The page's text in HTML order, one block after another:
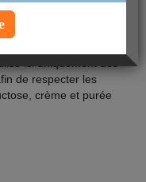
ici uniquement des
de respecter les
crème et purée